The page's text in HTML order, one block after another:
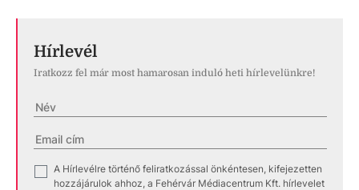
Hírlevél
Iratkozz fel már most hamarosan induló heti hírlevelünkre!
A Hírlevélre történő feliratkozással önkéntesen, kifejezetten
hozzájárulok ahhoz, a Fehérvár Médiacentrum Kft. hírlevelet